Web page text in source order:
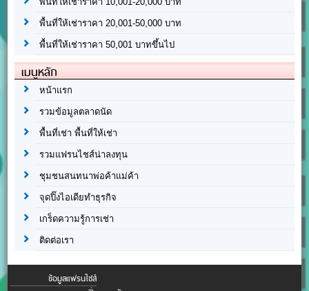
พื้นที่ให้เช่าราคา 20,001-50,000 บาท
พื้นที่ให้เช่าราคา 50,001 บาทขึ้นไป
เมนูหลัก
หน้าแรก
รวมข้อมูลตลาดนัด
พื้นที่เช่า พื้นที่ให้เช่า
รวมแฟรนไชส์น่าลงทุน
ชุมชนสนทนาพ่อค้าแม่ค้า
จุดปิ๊งไอเดียทำธุรกิจ
เกร็ดความรู้การเช่า
ติดต่อเรา
ข้อมูลแฟรนไชส์